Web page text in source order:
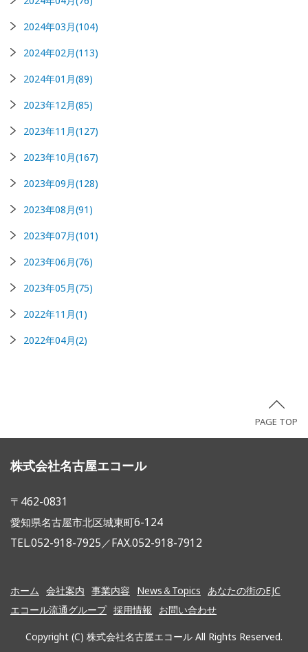
2024年03月(104)
2024年02月(113)
2024年01月(89)
2023年12月(85)
2023年11月(127)
2023年10月(167)
2023年09月(128)
2023年08月(91)
2023年07月(101)
2023年06月(76)
2023年05月(75)
2022年11月(1)
2022年04月(2)
PAGE TOP
株式会社名古屋エコール
〒462-0831
愛知県名古屋市北区城東町6-124
TEL.052-918-7925／FAX.052-918-7912
ホーム 会社案内 事業内容 News＆Topics
あなたの街のEJC
エコール流通グループ 採用情報 お問い合わせ
Copyright (C) 株式会社名古屋エコール All Rights Reserved.